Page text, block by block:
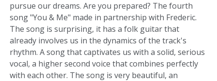
pursue our dreams. Are you prepared? The fourth
song "You & Me" made in partnership with Frederic.
The song is surprising, it has a folk guitar that
already involves us in the dynamics of the track's
rhythm. A song that captivates us with a solid, serious
vocal, a higher second voice that combines perfectly
with each other. The song is very beautiful, an